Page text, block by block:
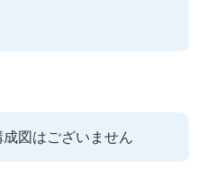
図はございません